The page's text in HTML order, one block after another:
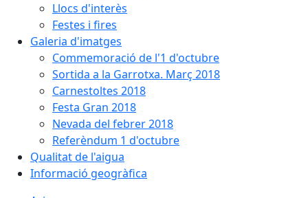
Llocs d'interès
Festes i fires
Galeria d'imatges
Commemoració de l'1 d'octubre
Sortida a la Garrotxa. Març 2018
Carnestoltes 2018
Festa Gran 2018
Nevada del febrer 2018
Referèndum 1 d'octubre
Qualitat de l'aigua
Informació geogràfica